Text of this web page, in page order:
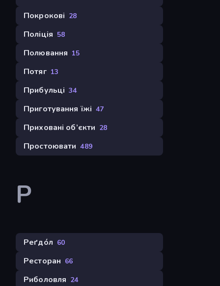
Покрокові 28
Поліція 58
Полювання 15
Потяг 13
Прибульці 34
Приготування їжі 47
Приховані об’єкти 28
Простоювати 489
Р
Реґдо́л 60
Ресторан 66
Риболовля 24